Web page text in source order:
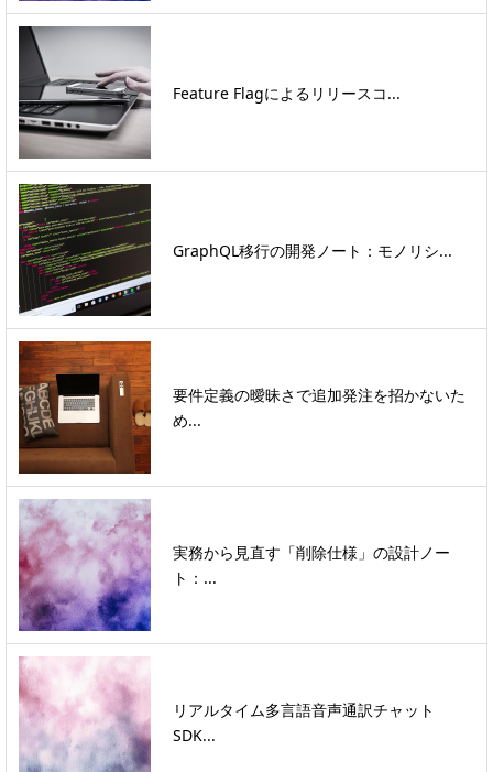
Feature Flagによるリリースコ...
GraphQL移行の開発ノート：モノリシ...
要件定義の曖昧さで追加発注を招かないた
め...
実務から見直す「削除仕様」の設計ノー
ト：...
リアルタイム多言語音声通訳チャット
SDK...